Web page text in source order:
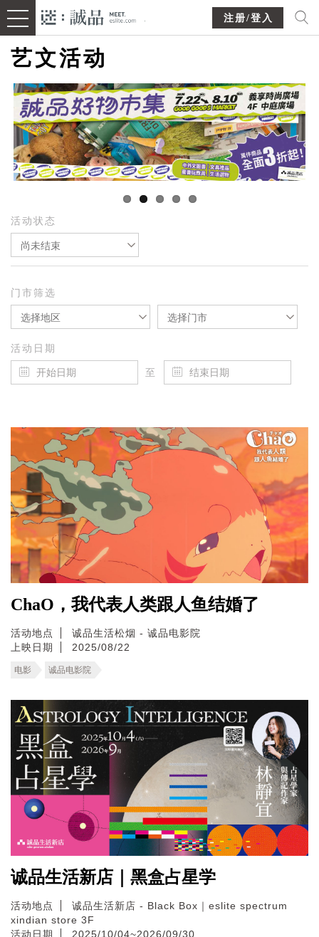
注册/登入
艺文活动
活动状态
尚未结束
门市筛选
选择地区 选择门市
活动日期
至
ChaO，我代表人类跟人鱼结婚了
活动地点
诚品生活松烟 - 诚品电影院
上映日期
2025/08/22
电影 诚品电影院
诚品生活新店｜黑盒占星学
活动地点
诚品生活新店 - Black Box｜eslite spectrum
xindian store 3F
活动日期
2025/10/04~2026/09/30